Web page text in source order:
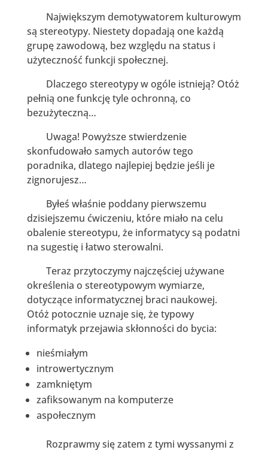
Największym demotywatorem kulturowym
są stereotypy. Niestety dopadają one każdą
grupę zawodową, bez względu na status i
użyteczność funkcji społecznej.
Dlaczego stereotypy w ogóle istnieją? Otóż
pełnią one funkcję tyle ochronną, co
bezużyteczną…
Uwaga! Powyższe stwierdzenie
skonfudowało samych autorów tego
poradnika, dlatego najlepiej będzie jeśli je
zignorujesz…
Byłeś właśnie poddany pierwszemu
dzisiejszemu ćwiczeniu, które miało na celu
obalenie stereotypu, że informatycy są podatni
na sugestię i łatwo sterowalni.
Teraz przytoczymy najczęściej używane
określenia o stereotypowym wymiarze,
dotyczące informatycznej braci naukowej.
Otóż potocznie uznaje się, że typowy
informatyk przejawia skłonności do bycia:
nieśmiałym
introwertycznym
zamkniętym
zafiksowanym na komputerze
aspołecznym
Rozprawmy się zatem z tymi wyssanymi z